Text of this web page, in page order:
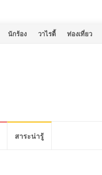
นักร้อง วาไรตี้ ท่องเที่ยว
สาระน่ารู้